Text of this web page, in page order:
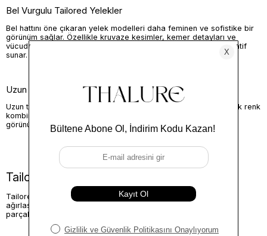
Bel Vurgulu Tailored Yelekler
Bel hattını öne çıkaran yelek modelleri daha feminen ve sofistike bir
görünüm sağlar. Özellikle kruvaze kesimler, kemer detayları ve
vücuda hafif oturan formlar akşam kombinlerinde şık bir alternatif
sunar.
Uzun Tailored Yelekler
Uzun tailored yelekler, silueti daha güçlü ve dengeli gösterir. Tek renk
kombinlerle kullanıldığında daha zarif, modern ve premium bir
görünüm oluşturur.
Tailored Yelek Nasıl Kombinlenir?
Tailored yelekleri kombinlerken amaç, görünümü fazla
ağırlaştırmadan daha özenli hale getirmektir. Bu nedenle sade
parçalarla birlikte kullanmak daha dengeli bir sonuç verir.